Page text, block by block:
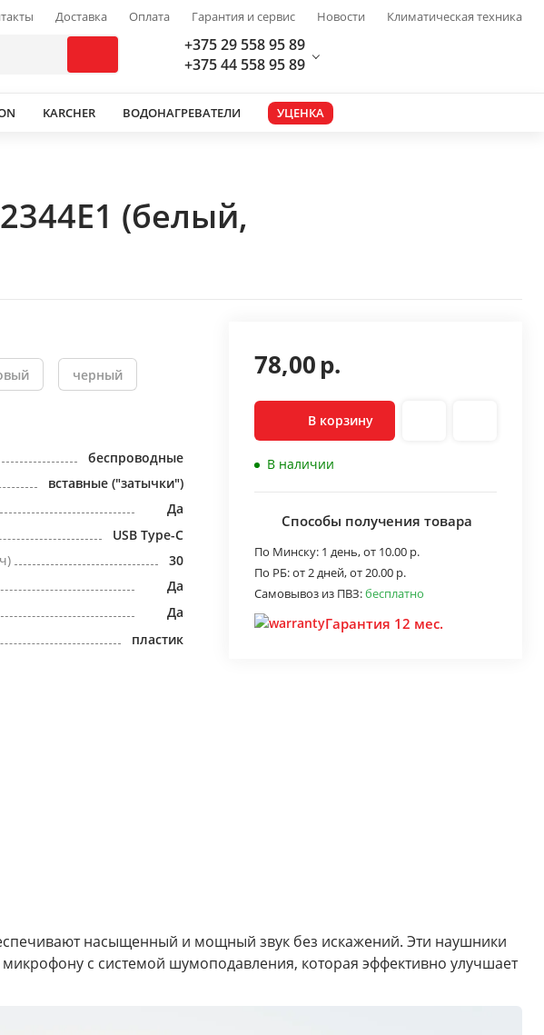
Доставка Оплата Гарантия и сервис Новости Климатическая техника
+375 29 558 95 89
+375 44 558 95 89
KARCHER ВОДОНАГРЕВАТЕЛИ УЦЕНКА
(белый,
черный
беспроводные
вставные ("затычки")
Да
USB Type-C
30
Да
Да
пластик
78,00р.
В корзину
В наличии
Способы получения товара
По Минску: 1 день,от 10.00 р.
По РБ:от 2 дней,от 20.00 р.
Самовывоз из ПВЗ:бесплатно
Гарантия 12 мес.
насыщенный и мощный звук без искажений. Эти наушники
с системой шумоподавления, которая эффективно улучшает